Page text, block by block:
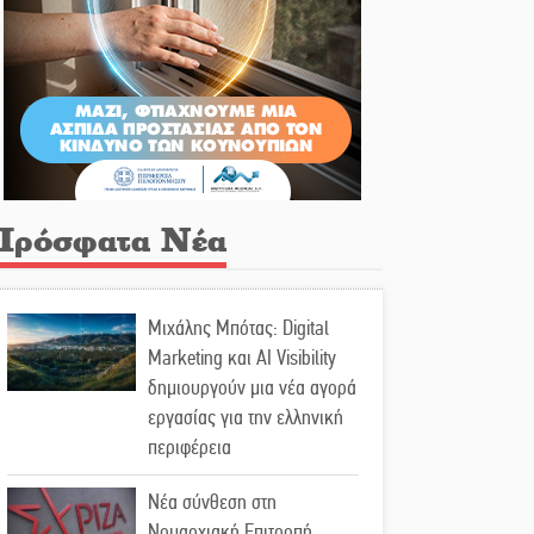
Νέα
Μιχάλης Μπότας: Digital
Marketing και AI Visibility
δημιουργούν μια νέα αγορά
εργασίας για την ελληνική
περιφέρεια
Νέα σύνθεση στη